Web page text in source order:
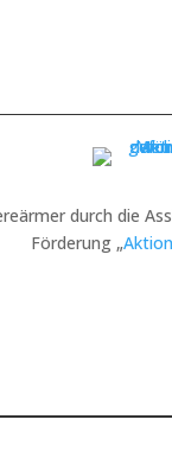
durch die
Förderung „